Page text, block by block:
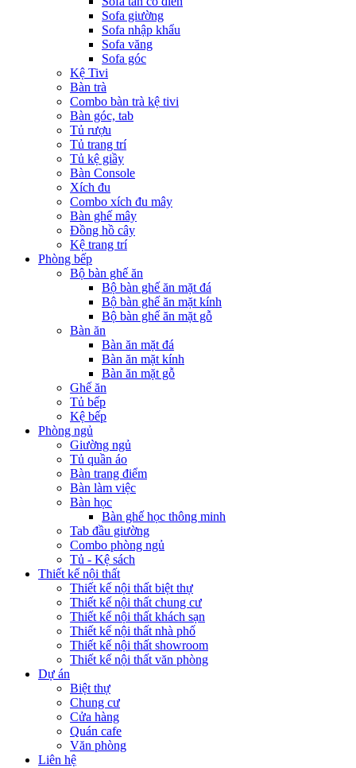
Sofa giường
Sofa nhập khẩu
Sofa văng
Sofa góc
Kệ Tivi
Bàn trà
Combo bàn trà kệ tivi
Bàn góc, tab
Tủ rượu
Tủ trang trí
Tủ kệ giầy
Bàn Console
Xích đu
Combo xích đu mây
Bàn ghế mây
Đồng hồ cây
Kệ trang trí
Phòng bếp
Bộ bàn ghế ăn
Bộ bàn ghế ăn mặt đá
Bộ bàn ghế ăn mặt kính
Bộ bàn ghế ăn mặt gỗ
Bàn ăn
Bàn ăn mặt đá
Bàn ăn mặt kính
Bàn ăn mặt gỗ
Ghế ăn
Tủ bếp
Kệ bếp
Phòng ngủ
Giường ngủ
Tủ quần áo
Bàn trang điểm
Bàn làm việc
Bàn học
Bàn ghế học thông minh
Tab đầu giường
Combo phòng ngủ
Tủ - Kệ sách
Thiết kế nội thất
Thiết kế nội thất biệt thự
Thiết kế nội thất chung cư
Thiết kế nội thất khách sạn
Thiết kế nội thất nhà phố
Thiết kế nội thất showroom
Thiết kế nội thất văn phòng
Dự án
Biệt thự
Chung cư
Cửa hàng
Quán cafe
Văn phòng
Liên hệ